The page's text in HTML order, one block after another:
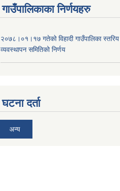
गाउँपालिकाका निर्णयहरु
२०७८।०१।१७ गतेको विहादी गाउँपालिका स्तरिय
व्यवस्थापन समितिको निर्णय
घटना दर्ता
अन्य